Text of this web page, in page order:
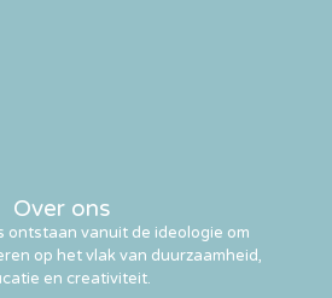
Over ons
ontstaan vanuit de ideologie om
op het vlak van duurzaamheid,
en creativiteit.